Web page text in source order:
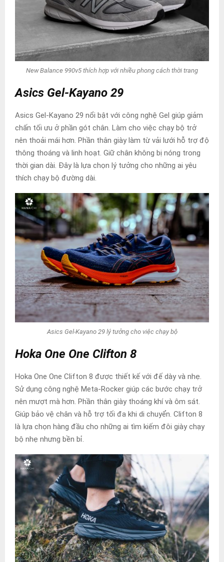
New Balance 990v5 thích hợp với nhiều phong cách thời trang
Asics Gel-Kayano 29
Asics Gel-Kayano 29 nổi bật với công nghệ Gel giúp giảm
chấn tối ưu ở phần gót chân. Làm cho việc chạy bộ trở
nên thoải mái hơn. Phần thân giày làm từ vải lưới hỗ trợ độ
thông thoáng và linh hoạt. Giữ chân không bị nóng trong
thời gian dài. Đây là lựa chọn lý tưởng cho những ai yêu
thích chạy bộ đường dài.
Asics Gel-Kayano 29 lý tưởng cho việc chạy bộ
Hoka One One Clifton 8
Hoka One One Clifton 8 được thiết kế với đế dày và nhẹ.
Sử dụng công nghệ Meta-Rocker giúp các bước chạy trở
nên mượt mà hơn. Phần thân giày thoáng khí và ôm sát.
Giúp bảo vệ chân và hỗ trợ tối đa khi di chuyển. Clifton 8
là lựa chọn hàng đầu cho những ai tìm kiếm đôi giày chạy
bộ nhẹ nhưng bền bỉ.